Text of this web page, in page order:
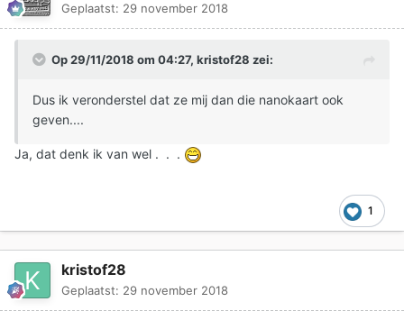
Geplaatst: 29 november 2018
Op 29/11/2018 om 04:27, kristof28 zei:
Dus ik veronderstel dat ze mij dan die nanokaart ook
geven....
Ja, dat denk ik van wel . . .
1
kristof28
Geplaatst: 29 november 2018